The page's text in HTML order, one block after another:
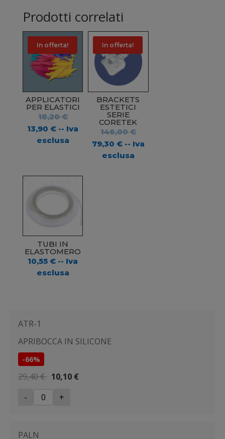
Prodotti correlati
In offerta!
APPLICATORI
PER ELASTICI
18,20€Il
prezzo
originale
13,90 €Il
prezzo
13,90 €.
-- Iva
esclusa
In offerta!
BRACKETS
ESTETICI
SERIE
CORETEK
146,00€Il
prezzo
79,30 €Il
prezzo
-- Iva
esclusa
TUBI IN
ELASTOMERO
10,55 € -- Iva
esclusa
ATR-1
APRIBOCCA IN SILICONE
-66%
29,40 € 10,10 €
-
+
PALN